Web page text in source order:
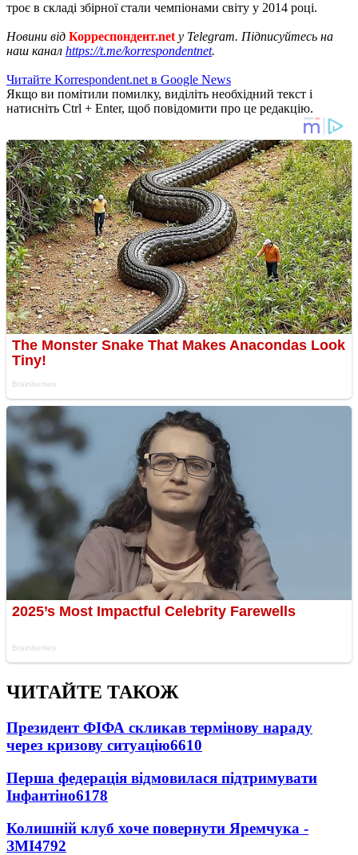
троє в складі збірної стали чемпіонами світу у 2014 році.
Новини від Корреспондент.net у Telegram. Підписуйтесь на
наш канал https://t.me/korrespondentnet.
Читайте Korrespondent.net в Google News
Якщо ви помітили помилку, виділіть необхідний текст і
натисніть Ctrl + Enter, щоб повідомити про це редакцію.
ЧИТАЙТЕ ТАКОЖ
Президент ФІФА скликав термінову нараду
через кризову ситуацію6610
Перша федерація відмовилася підтримувати
Інфантіно6178
Колишній клуб хоче повернути Яремчука -
ЗМІ4792